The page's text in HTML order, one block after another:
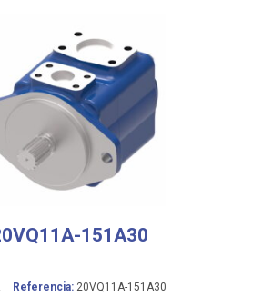
151A30
Referencia: 20VQ11A-151A30